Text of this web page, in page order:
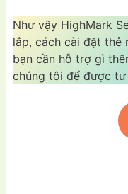
Như vậy HighMark
lắp, cách cài đặt thẻ
bạn cần hỗ trợ gì
chúng tôi để được